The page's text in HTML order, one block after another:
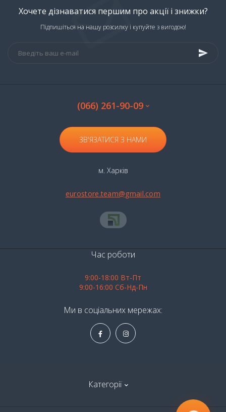
Хочете дізнаватися першим про акції і знижки?
Підпишіться на нашу розсилку і купуйте з вигодою!
(066) 261-90-09
ЗВ'ЯЗАТИСЯ З НАМИ
м. Харків
eurostore.team@gmail.com
Категорії
Час роботи
9:00-18:00 Вт-Пт
9:00-16:00 Сб-Нд-Пн
Ми в соціальних мережах: